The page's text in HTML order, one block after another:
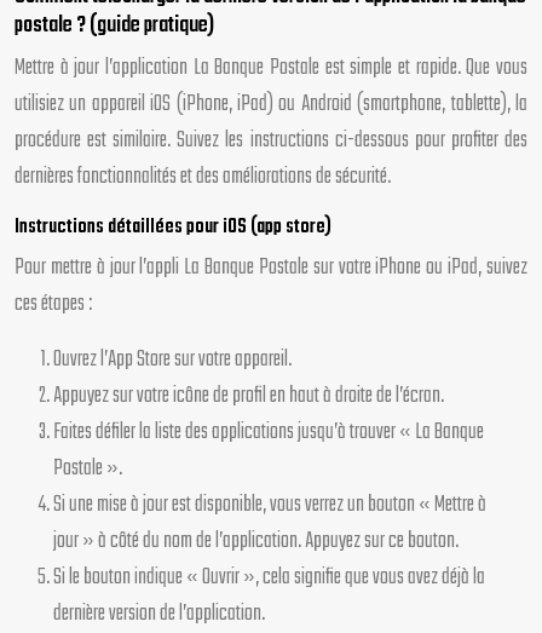
postale ? (guide pratique)
Mettre à jour l’application La Banque Postale est simple et rapide. Que vous
utilisiez un appareil iOS (iPhone, iPad) ou Android (smartphone, tablette), la
procédure est similaire. Suivez les instructions ci-dessous pour profiter des
dernières fonctionnalités et des améliorations de sécurité.
Instructions détaillées pour iOS (app store)
Pour mettre à jour l’appli La Banque Postale sur votre iPhone ou iPad, suivez
ces étapes :
Ouvrez l’App Store sur votre appareil.
Appuyez sur votre icône de profil en haut à droite de l’écran.
Faites défiler la liste des applications jusqu’à trouver « La Banque
Postale ».
Si une mise à jour est disponible, vous verrez un bouton « Mettre à
jour » à côté du nom de l’application. Appuyez sur ce bouton.
Si le bouton indique « Ouvrir », cela signifie que vous avez déjà la
dernière version de l’application.